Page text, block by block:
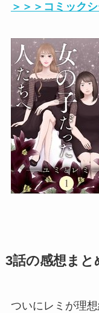
＞＞＞コミック
3話の感想まと
ついにレミが理